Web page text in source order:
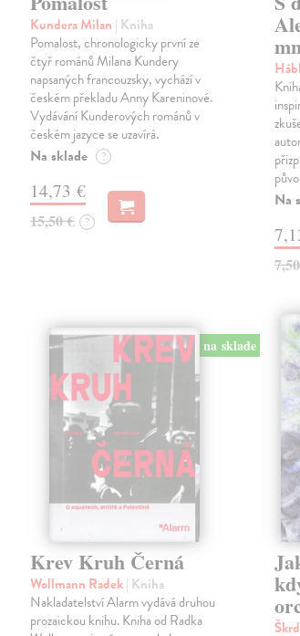
Kundera Milan | Kniha
Pomalost, chronologicky první ze
čtyř románů Milana Kundery
napsaných francouzsky, vychází v
českém překladu Anny Kareninové.
Vydávání Kunderových románů v
českém jazyce se uzavírá.
Na sklade ?
14,73 €
15,50 € ?
Na
na sklade
Krev Kruh Černá
Wollmann Radek| Kniha
Nakladatelství Alarm vydává druhou
prozaickou knihu. Kniha od Radka